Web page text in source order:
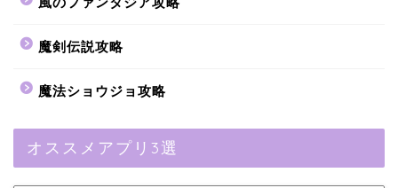
魔剣伝説攻略
魔法ショウジョ攻略
オススメアプリ3選